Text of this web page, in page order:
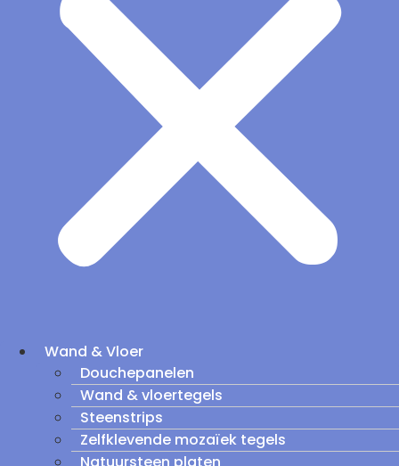
Wand & Vloer
Douchepanelen
Wand & vloertegels
Steenstrips
Zelfklevende mozaïek tegels
Natuursteen platen